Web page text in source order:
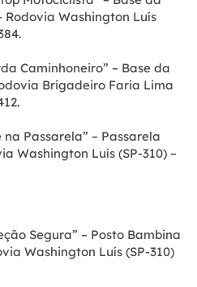
Rodovia Washington Luís
Caminhoneiro” – Base da
Brigadeiro Faria Lima
na Passarela” – Passarela
Washington Luís (SP-310) –
Segura” – Posto Bambina
Washington Luís (SP-310)